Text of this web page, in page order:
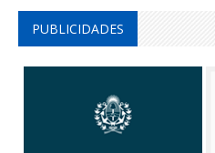
PUBLICIDADES